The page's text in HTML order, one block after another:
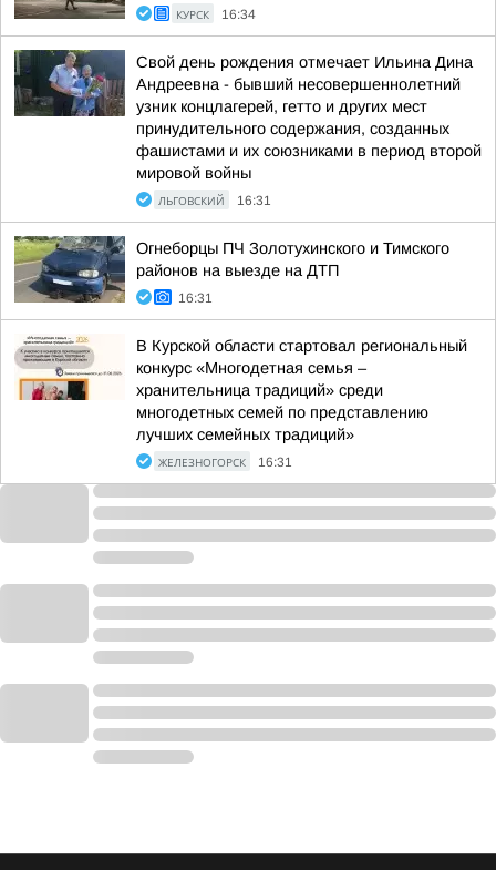
КУРСК 16:34
Свой день рождения отмечает Ильина Дина
Андреевна - бывший несовершеннолетний
узник концлагерей, гетто и других мест
принудительного содержания, созданных
фашистами и их союзниками в период второй
мировой войны
ЛЬГОВСКИЙ 16:31
Огнеборцы ПЧ Золотухинского и Тимского
районов на выезде на ДТП
16:31
В Курской области стартовал региональный
конкурс «Многодетная семья –
хранительница традиций» среди
многодетных семей по представлению
лучших семейных традиций»
ЖЕЛЕЗНОГОРСК 16:31